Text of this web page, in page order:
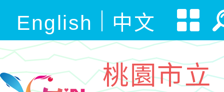
English 中文
桃園市立